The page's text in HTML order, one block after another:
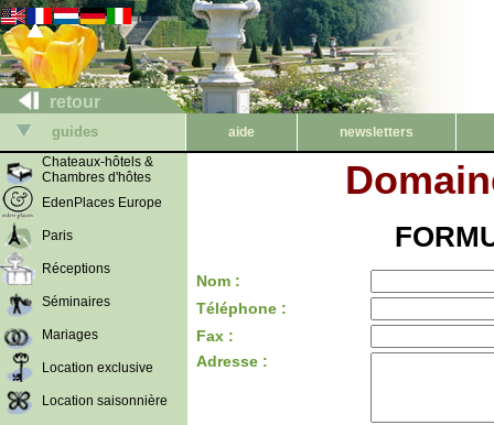
retour
guides aide
newsletters
Chateaux-hôtels &
Chambres d'hôtes
EdenPlaces Europe
Paris
Réceptions
Séminaires
Mariages
Location exclusive
Location saisonnière
Nom :
Téléphone :
Fax :
Adresse :